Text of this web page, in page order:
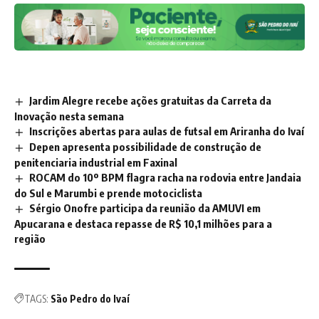
Jardim Alegre recebe ações gratuitas da Carreta da
Inovação nesta semana
Inscrições abertas para aulas de futsal em Ariranha do Ivaí
Depen apresenta possibilidade de construção de
penitenciaria industrial em Faxinal
ROCAM do 10º BPM flagra racha na rodovia entre Jandaia
do Sul e Marumbi e prende motociclista
Sérgio Onofre participa da reunião da AMUVI em
Apucarana e destaca repasse de R$ 10,1 milhões para a
região
TAGS: São Pedro do Ivaí